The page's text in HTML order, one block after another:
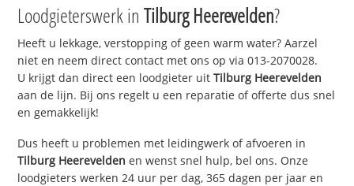
Loodgieterswerk inTilburg Heerevelden?
Heeft u lekkage, verstopping of geen warm water? Aarzel
niet en neem direct contact met ons op via 013-2070028.
U krijgt dan direct een loodgieter uitTilburg Heerevelden
aan de lijn. Bij ons regelt u een reparatie of offerte dus snel
en gemakkelijk!
Dus heeft u problemen met leidingwerk of afvoeren in
Tilburg Heerevelden en wenst snel hulp, bel ons. Onze
loodgieters werken 24 uur per dag, 365 dagen per jaar en